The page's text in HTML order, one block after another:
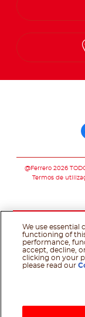
@Ferrero 2026
Termos de
We use essential
functioning of
performance,
accept, decline,
clicking on your
please read our